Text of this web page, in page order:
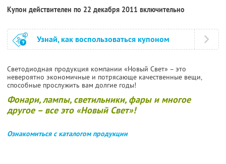
Купон действителен по 22 декабря 2011 включительно
Узнай, как воспользоваться купоном
Светодиодная продукция компании «Новый Свет» – это
невероятно экономичные и потрясающе качественные вещи,
способные прослужить вам долгие годы!
Фонари, лампы, светильники, фары и многое
другое – все это «Новый Свет»!
Ознакомиться с каталогом продукции